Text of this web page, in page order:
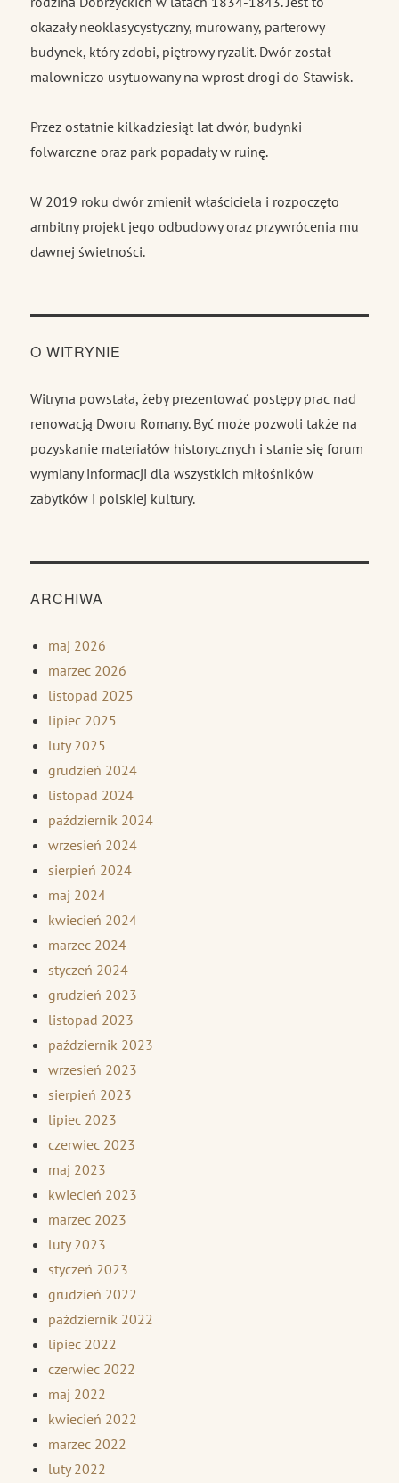
okazały neoklasycystyczny, murowany, parterowy
budynek, który zdobi, piętrowy ryzalit. Dwór został
malowniczo usytuowany na wprost drogi do Stawisk.
Przez ostatnie kilkadziesiąt lat dwór, budynki
folwarczne oraz park popadały w ruinę.
W 2019 roku dwór zmienił właściciela i rozpoczęto
ambitny projekt jego odbudowy oraz przywrócenia mu
dawnej świetności.
O WITRYNIE
Witryna powstała, żeby prezentować postępy prac nad
renowacją Dworu Romany. Być może pozwoli także na
pozyskanie materiałów historycznych i stanie się forum
wymiany informacji dla wszystkich miłośników
zabytków i polskiej kultury.
ARCHIWA
maj 2026
marzec 2026
listopad 2025
lipiec 2025
luty 2025
grudzień 2024
listopad 2024
październik 2024
wrzesień 2024
sierpień 2024
maj 2024
kwiecień 2024
marzec 2024
styczeń 2024
grudzień 2023
listopad 2023
październik 2023
wrzesień 2023
sierpień 2023
lipiec 2023
czerwiec 2023
maj 2023
kwiecień 2023
marzec 2023
luty 2023
styczeń 2023
grudzień 2022
październik 2022
lipiec 2022
czerwiec 2022
maj 2022
kwiecień 2022
marzec 2022
luty 2022